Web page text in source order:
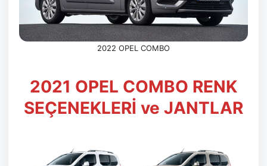
2022 OPEL COMBO
2021 OPEL COMBO RENK
SEÇENEKLERİ ve JANTLAR